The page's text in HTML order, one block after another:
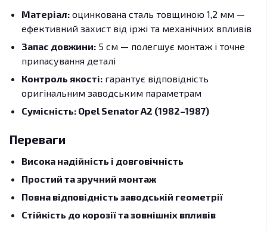
Матеріал: оцинкована сталь товщиною 1,2 мм —
ефективний захист від іржі та механічних впливів
Запас довжини: 5 см — полегшує монтаж і точне
припасування деталі
Контроль якості: гарантує відповідність
оригінальним заводським параметрам
Сумісність: Opel Senator A2 (1982–1987)
Переваги
Висока надійність і довговічність
Простий та зручний монтаж
Повна відповідність заводській геометрії
Стійкість до корозії та зовнішніх впливів